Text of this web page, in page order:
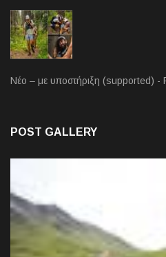
Νέο – με υποστήριξη (supported) -
POST GALLERY